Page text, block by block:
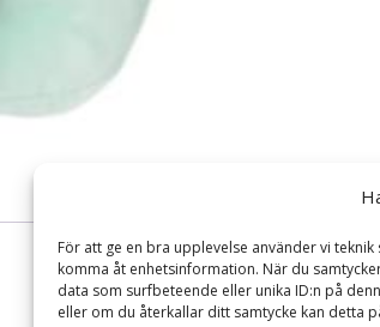
För att ge en bra upplevelse använder vi
komma åt enhetsinformation. När du
data som surfbeteende eller unika ID:n på
eller om du återkallar ditt samtycke kan detta